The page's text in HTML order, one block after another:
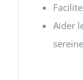
Aider